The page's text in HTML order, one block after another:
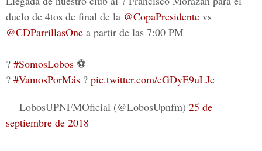
duelo de 4tos de final de la @CopaPresidente vs
@CDParrillasOne a partir de las 7:00 PM
? #SomosLobos ⚽
? #VamosPorMás ? pic.twitter.com/eGDyE9uLJe
— LobosUPNFMOficial (@LobosUpnfm) 25 de
septiembre de 2018